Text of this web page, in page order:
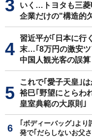
いく…トヨタも三
企業だけの"構造的
習近平が｢日本に行
末…｢8万円の激安ツ
中国人観光客の誤算
これで｢愛子天皇｣
裕巳｢野望にとらわ
皇室典範の大原則｣
｢ボディーバッグ｣よ
発で｢だらしないお父